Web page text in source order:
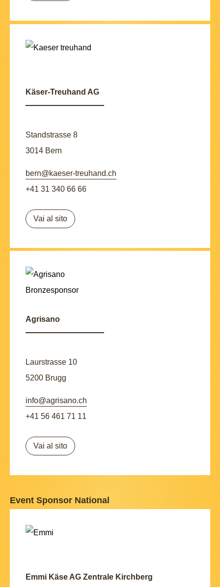
Käser-Treuhand AG
Standstrasse 8
3014 Bern
bern@kaeser-treuhand.ch
+41 31 340 66 66
Vai al sito
Agrisano
Laurstrasse 10
5200 Brugg
info@agrisano.ch
+41 56 461 71 11
Vai al sito
Event Sponsor National
Emmi Käse AG Zentrale Kirchberg